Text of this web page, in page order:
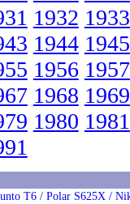
1932 1933
1944 1945
1956 1957
1968 1969
1980 1981
T6 / Polar S625X /